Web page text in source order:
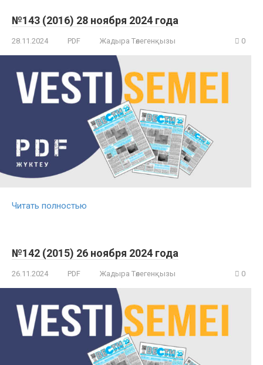
№143 (2016) 28 ноября 2024 года
28.11.2024 PDF Жадыра Төлегенқызы 0
Читать полностью
№142 (2015) 26 ноября 2024 года
26.11.2024 PDF Жадыра Төлегенқызы 0